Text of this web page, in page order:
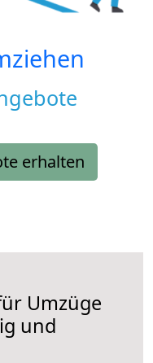
erhalten
Umzüge
und